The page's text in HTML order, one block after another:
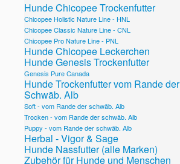
Hunde Chicopee Trockenfutter
Chicopee Holistic Nature Line - HNL
Chicopee Classic Nature Line - CNL
Chicopee Pro Nature Line - PNL
Hunde Chicopee Leckerchen
Hunde Genesis Trockenfutter
Genesis Pure Canada
Hunde Trockenfutter vom Rande der
Schwäb. Alb
Soft - vom Rande der schwäb. Alb
Trocken - vom Rande der schwäb. Alb
Puppy - vom Rande der schwäb. Alb
Herbal - Vigor & Sage
Hunde Nassfutter (alle Marken)
Zubehör für Hunde und Menschen